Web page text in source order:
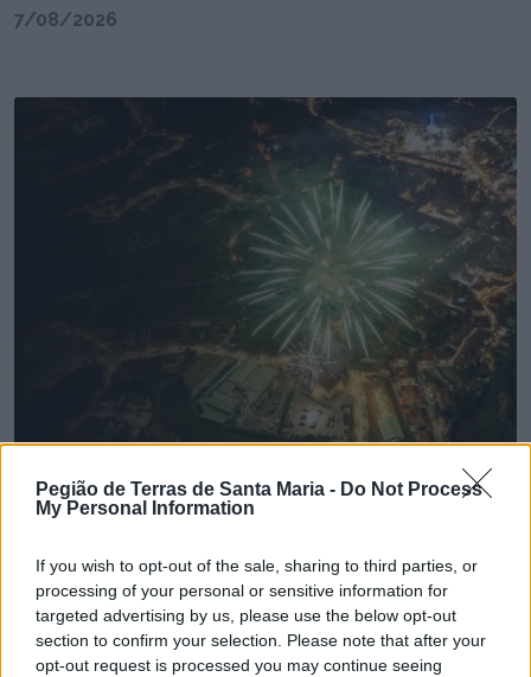
Pegião de Terras de Santa Maria - Do Not Process
My Personal Information
If you wish to opt-out of the sale, sharing to third parties, or
processing of your personal or sensitive information for
targeted advertising by us, please use the below opt-out
section to confirm your selection. Please note that after your
opt-out request is processed you may continue seeing
7/08/2026
💶 Quanto Custou? | Fogo de artifício (de 11
7/08/2026